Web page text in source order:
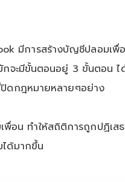
มีการสร้างบัญชีปลอมเพื่อ
กจะมีขั้นตอนอยู่ 3 ขั้นตอน
ปิดกฎหมายหลายๆอย่าง
พื่อน ทำให้สถิติการถูกปฏิเ
ด้มากขึ้น